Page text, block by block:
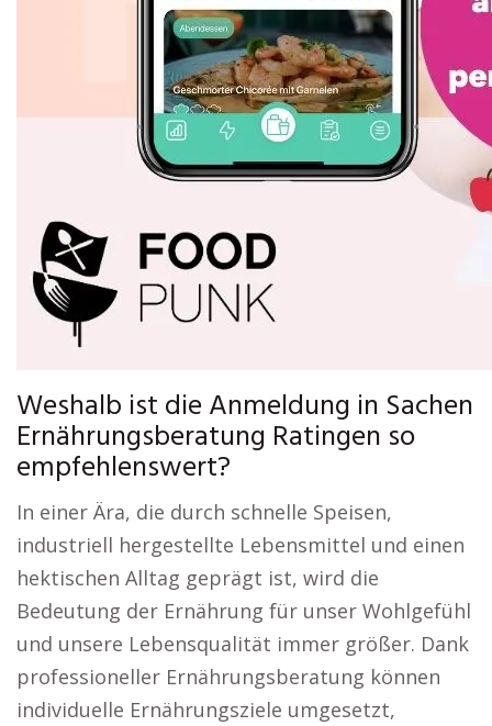
Weshalb ist die Anmeldung in Sachen
Ernährungsberatung Ratingen so
empfehlenswert?
In einer Ära, die durch schnelle Speisen,
industriell hergestellte Lebensmittel und einen
hektischen Alltag geprägt ist, wird die
Bedeutung der Ernährung für unser Wohlgefühl
und unsere Lebensqualität immer größer. Dank
professioneller Ernährungsberatung können
individuelle Ernährungsziele umgesetzt,